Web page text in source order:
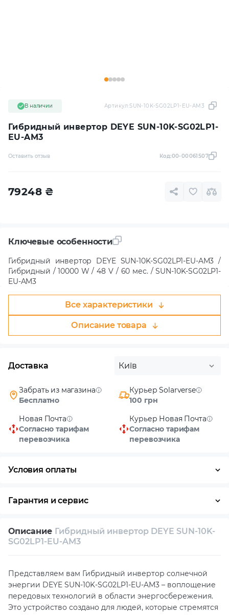
Гибридный инвертор DEYE SUN-10K-SG02LP1-
EU-AM3
В наличии Артикул:SUN-10K-SG02LP1-EU-AM3
Оставить отзыв Код:00-00061507
79248 ₴
Ключевые особенности
Гибридный инвертор DEYE SUN-10K-SG02LP1-EU-AM3 /
Гибридный / 10000 W / 48 V / 60 мес. / SUN-10K-SG02LP1-
EU-AM3
Все характеристики
Описание товара
Доставка Київ
Забрать из магазина
Бесплатно
Курьер Solarverse
100 грн
Новая Почта
Согласно тарифам
перевозчика
Курьер Новая Почта
Согласно тарифам
перевозчика
Условия оплаты
Гарантия и сервис
Собственный сервисный центр
Описание Гибридный инвертор DEYE SUN-10K-
SG02LP1-EU-AM3
Представляем вам Гибридный инвертор солнечной
энергии DEYE SUN-10K-SG02LP1-EU-AM3 – воплощение
передовых технологий в области энергосбережения.
Это устройство создано для людей, которые стремятся